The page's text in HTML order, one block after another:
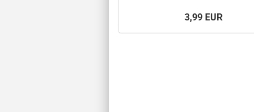
3,99 EUR